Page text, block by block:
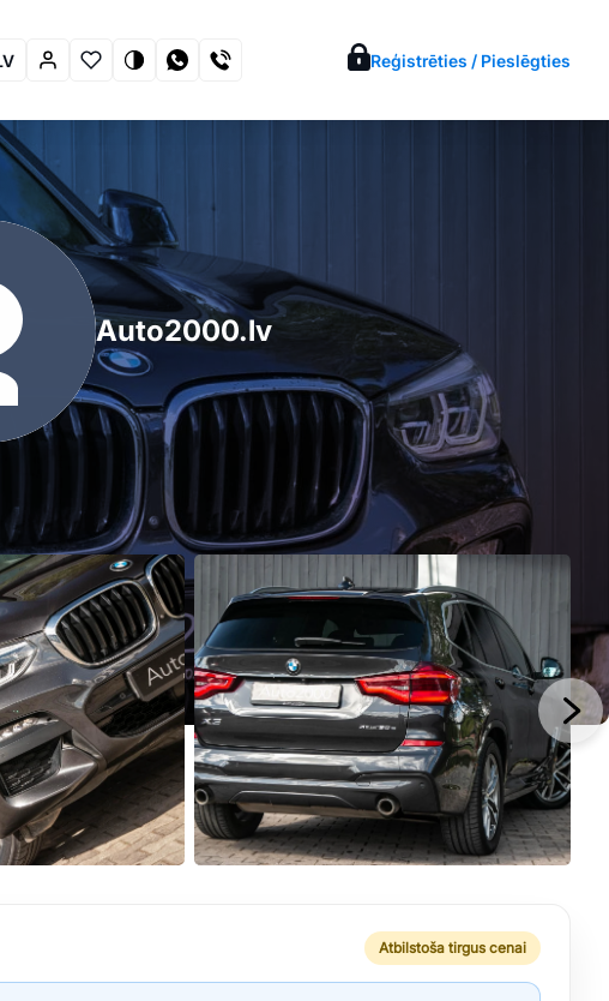
Reģistrēties / Pieslēgties
Auto2000.lv
Atbilstoša tirgus cenai